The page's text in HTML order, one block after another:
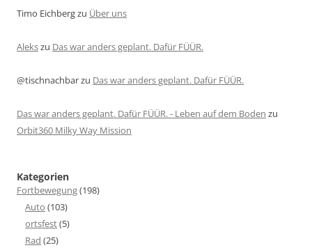
Timo Eichbergzu Über uns
Alekszu Das war anders geplant. Dafür FÜÜR.
@tischnachbarzu Das war anders geplant. Dafür FÜÜR.
Das war anders geplant. Dafür FÜÜR. - Leben auf dem Boden zu
Orbit360 Milky Way Mission
Kategorien
Fortbewegung(198)
Auto (103)
ortsfest(5)
Rad (25)